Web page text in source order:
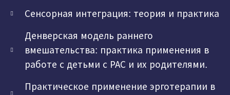
Сенсорная интеграция: теория и практика
Денверская модель раннего
вмешательства: практика применения в
работе с детьми с РАС и их родителями.
Практическое применение эрготерапии в